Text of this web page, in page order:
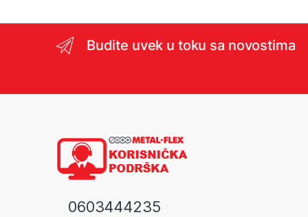
Budite uvek u toku sa novostima
0603444235